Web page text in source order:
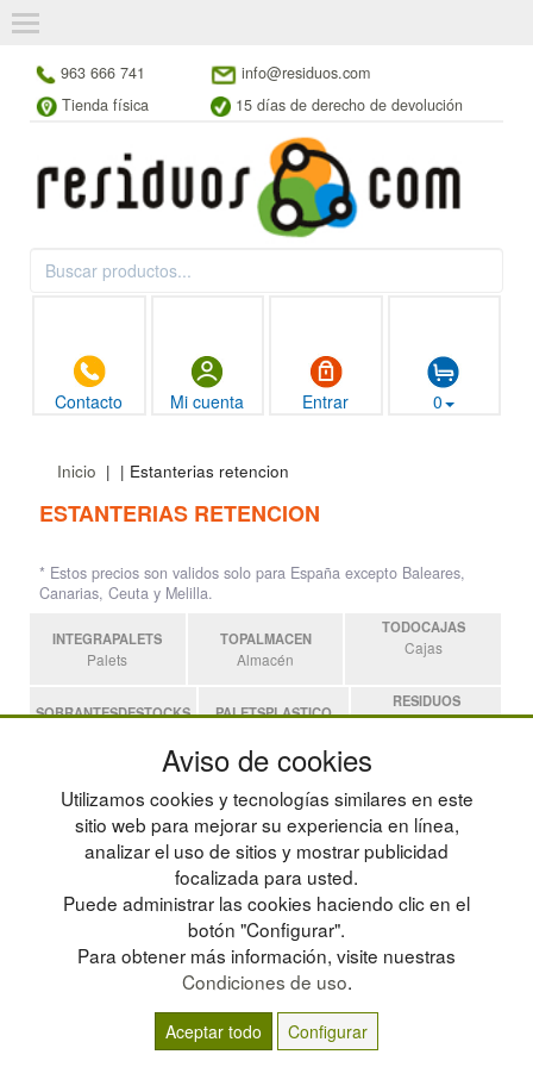
963 666 741
info@residuos.com
Tienda física
15 días de derecho de devolución
Contacto Mi cuenta Entrar 0
Inicio | | Estanterias retencion
ESTANTERIAS RETENCION
* Estos precios son validos solo para España excepto Baleares,
Canarias, Ceuta y Melilla.
INTEGRAPALETS
Palets
TOPALMACEN
Almacén
TODOCAJAS
Cajas
SOBRANTESDESTOCKS PALETSPLASTICO
RESIDUOS
Residuos
Estanterias
POLÍTICA DE PRIVACIDAD
CONDICIONES DE USO
CAMBIOS Y DEVOLUCIONES
CONTACTO
MAPA WEB
PREGUNTAS FRECUENTES
INGRESA A TU CUENTA
© residuos.com - Todos los derechos reservados
Aviso de cookies
Utilizamos cookies y tecnologías similares en este
sitio web para mejorar su experiencia en línea,
analizar el uso de sitios y mostrar publicidad
focalizada para usted.
Puede administrar las cookies haciendo clic en el
botón "Configurar".
Para obtener más información, visite nuestras
Condiciones de uso.
Aceptar todo Configurar